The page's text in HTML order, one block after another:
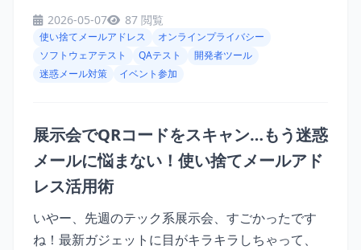
2026-05-07 87 閲覧
使い捨てメールアドレス
オンラインプライバシー
ソフトウェアテスト
QAテスト
開発者ツール
迷惑メール対策
イベント参加
展示会でQRコードをスキャン…もう迷惑
メールに悩まない！使い捨てメールアド
レス活用術
いやー、先週のテック系展示会、すごかったです
ね！最新ガジェットに目がキラキラしちゃって、